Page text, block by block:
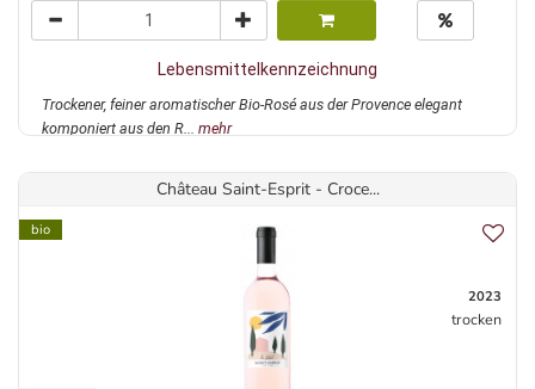
Lebensmittelkennzeichnung
Trockener, feiner aromatischer Bio-Rosé aus der Provence elegant
komponiert aus den R... mehr
Château Saint-Esprit - Croce...
bio
2023
trocken